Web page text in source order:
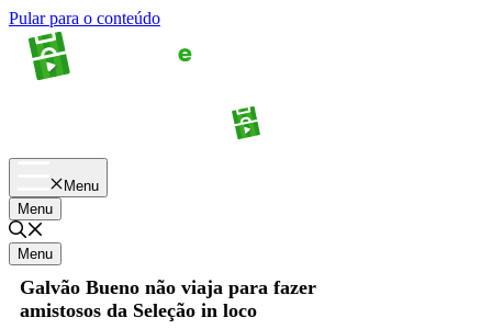
Pular para o conteúdo
Menu
Menu
Menu
Galvão Bueno não viaja para fazer
amistosos da Seleção in loco